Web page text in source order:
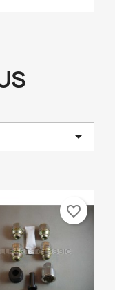

favorite_border